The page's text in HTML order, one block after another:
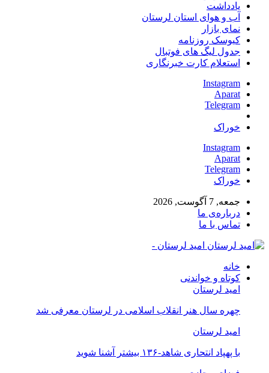
یادداشت
آب و هوای استان لرستان
نمای بازار
کیوسک روزنامه
جدول لیگ های فوتبال
استعلام کارت خبرنگاری
Instagram
Aparat
Telegram
خوراک
Instagram
Aparat
Telegram
خوراک
جمعه, 7 آگوست, 2026
درباره‌ی ما
تماس با ما
امید لرستان -
خانه
کوتاه و خواندنی
امید لرستان
چهره سال هنر انقلاب اسلامی در لرستان معرفی شد
امید لرستان
با پهپاد انتحاری شاهد-۱۳۶ بیشتر آشنا شوید